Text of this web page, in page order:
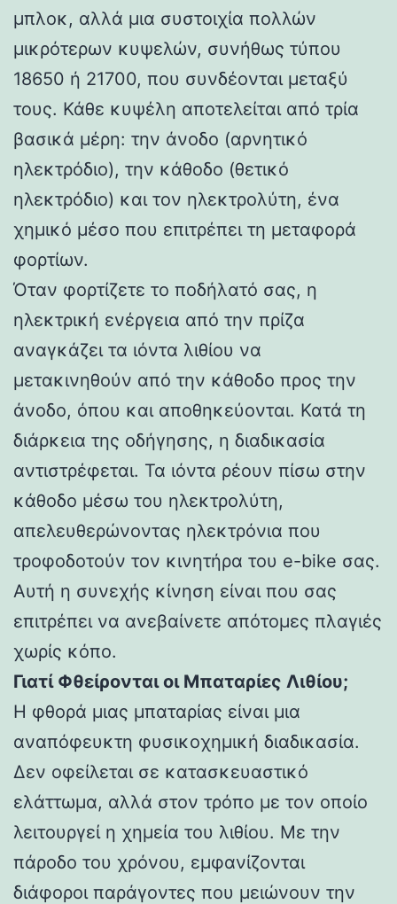
μπλοκ, αλλά μια συστοιχία πολλών
μικρότερων κυψελών, συνήθως τύπου
18650 ή 21700, που συνδέονται μεταξύ
τους. Κάθε κυψέλη αποτελείται από τρία
βασικά μέρη: την άνοδο (αρνητικό
ηλεκτρόδιο), την κάθοδο (θετικό
ηλεκτρόδιο) και τον ηλεκτρολύτη, ένα
χημικό μέσο που επιτρέπει τη μεταφορά
φορτίων.
Όταν φορτίζετε το ποδήλατό σας, η
ηλεκτρική ενέργεια από την πρίζα
αναγκάζει τα ιόντα λιθίου να
μετακινηθούν από την κάθοδο προς την
άνοδο, όπου και αποθηκεύονται. Κατά τη
διάρκεια της οδήγησης, η διαδικασία
αντιστρέφεται. Τα ιόντα ρέουν πίσω στην
κάθοδο μέσω του ηλεκτρολύτη,
απελευθερώνοντας ηλεκτρόνια που
τροφοδοτούν τον κινητήρα του e-bike σας.
Αυτή η συνεχής κίνηση είναι που σας
επιτρέπει να ανεβαίνετε απότομες πλαγιές
χωρίς κόπο.
Γιατί Φθείρονται οι Μπαταρίες Λιθίου;
Η φθορά μιας μπαταρίας είναι μια
αναπόφευκτη φυσικοχημική διαδικασία.
Δεν οφείλεται σε κατασκευαστικό
ελάττωμα, αλλά στον τρόπο με τον οποίο
λειτουργεί η χημεία του λιθίου. Με την
πάροδο του χρόνου, εμφανίζονται
διάφοροι παράγοντες που μειώνουν την